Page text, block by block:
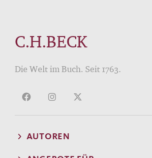
C.H.BECK
Die Welt im Buch. Seit 1763.
AUTOREN